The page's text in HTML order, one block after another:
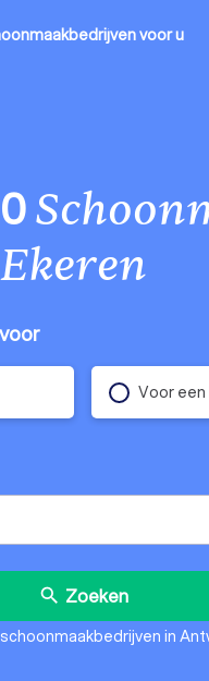
voor u
Voor
search Zoeken
in